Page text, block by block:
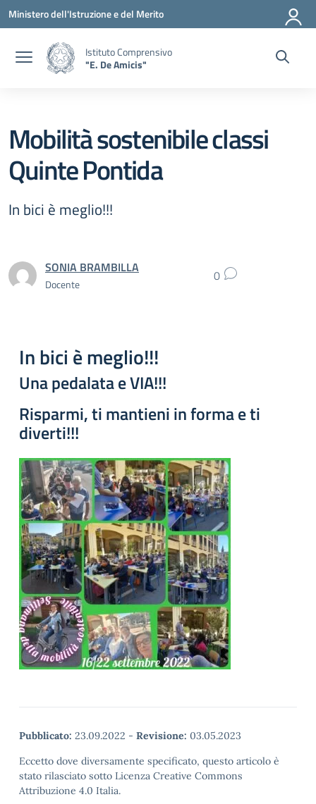
Vai ai contenuti
Vai al menu di navigazione
Vai al footer
Ministero dell'Istruzione e del Merito
Istituto Comprensivo
"E. De Amicis"
Mobilità sostenibile classi
Quinte Pontida
In bici è meglio!!!
SONIA BRAMBILLA
Docente 0
In bici è meglio!!!
Una pedalata e VIA!!!
Risparmi, ti mantieni in forma e ti
diverti!!!
Pubblicato: 23.09.2022 - Revisione: 03.05.2023
Eccetto dove diversamente specificato, questo articolo è
stato rilasciato sotto Licenza Creative Commons
Attribuzione 4.0 Italia.